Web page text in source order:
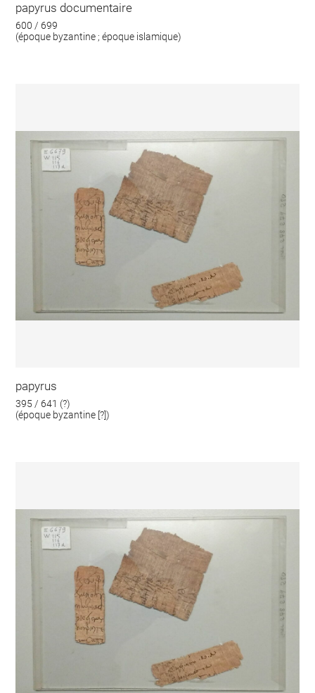
papyrus documentaire
600 / 699
(époque byzantine ; époque islamique)
papyrus
395 / 641 (?)
(époque byzantine [?])